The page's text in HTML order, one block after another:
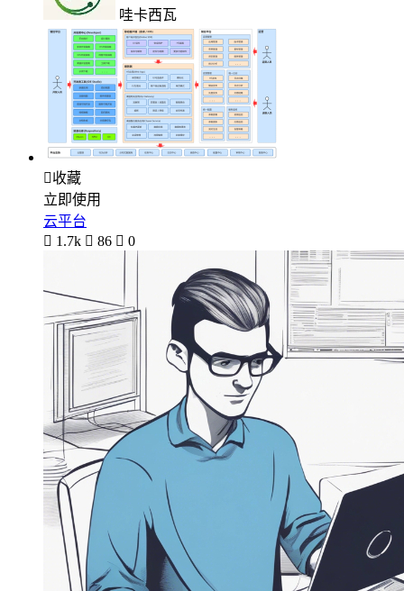
哇卡西瓦
收藏
立即使用
云平台
 1.7k  86  0